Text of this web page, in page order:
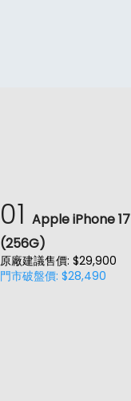
01 Apple iPhone 17
(256G)
原廠建議售價: $29,900
門市破盤價: $28,490